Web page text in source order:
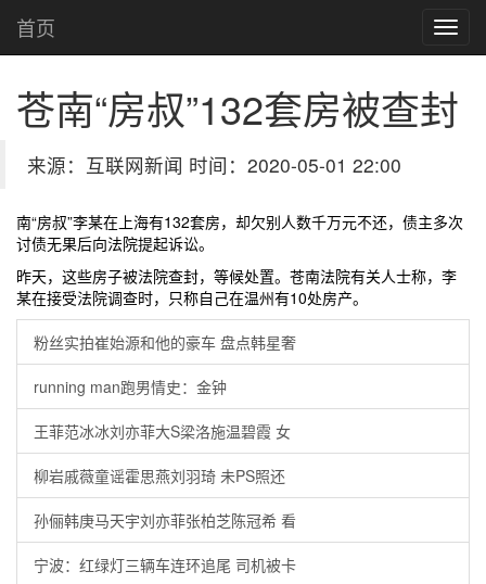
首页
苍南“房叔”132套房被查封
来源：互联网新闻 时间：2020-05-01 22:00
南“房叔”李某在 上海有132套房，却欠别人数千万元不还，债主多次
讨债无果后向法院提起诉讼。
昨天，这些房子被法院查封，等候处置。苍南法院有关人士称，李
某在接受法院调查时， 只称自己在温州有10处房产。
粉丝实拍崔始源和他的豪车 盘点韩星奢
running man跑男情史：金钟
王菲范冰冰刘亦菲大S梁洛施温碧霞 女
柳岩戚薇童谣霍思燕刘羽琦 未PS照还
孙俪韩庚马天宇刘亦菲张柏芝陈冠希 看
宁波：红绿灯三辆车连环追尾 司机被卡